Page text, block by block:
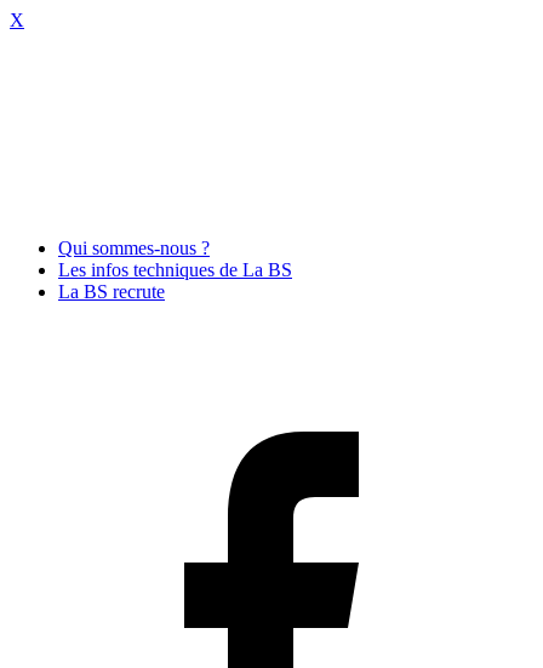
X
Qui sommes-nous ?
Les infos techniques de La BS
La BS recrute